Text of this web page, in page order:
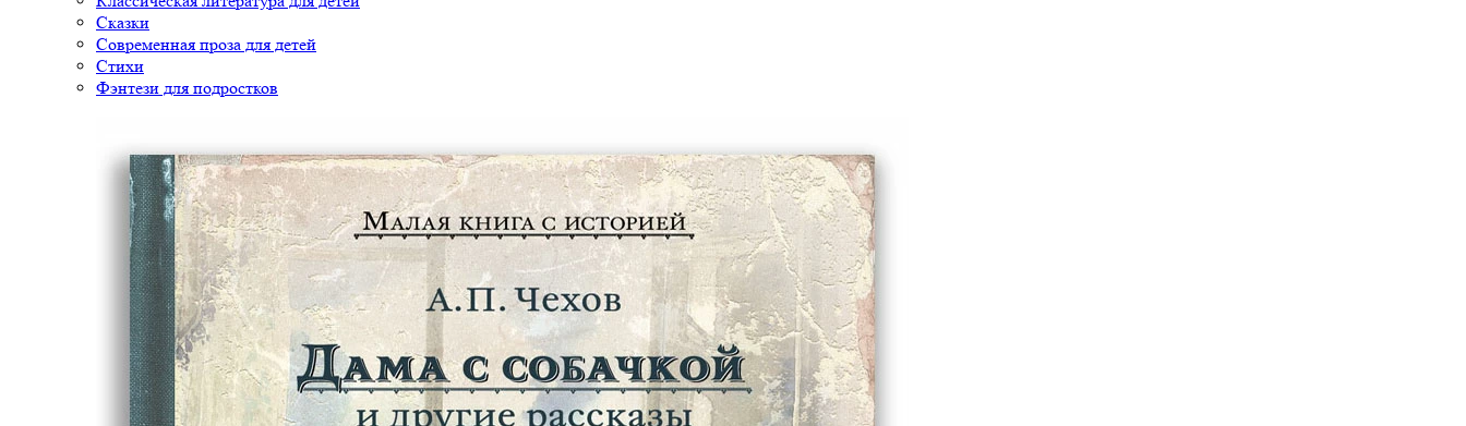
Сказки
Современная проза для детей
Стихи
Фэнтези для подростков